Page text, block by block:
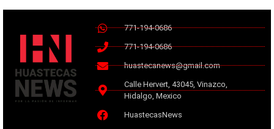
771-194-0686
771-194-0686
huastecanews@gmail.com
Calle Hervert, 43045, Vinazco,
Hidalgo, Mexico
HuastecasNews